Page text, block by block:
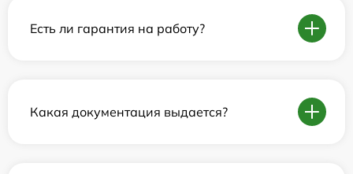
Есть ли гарантия на работу?
Какая документация выдается?